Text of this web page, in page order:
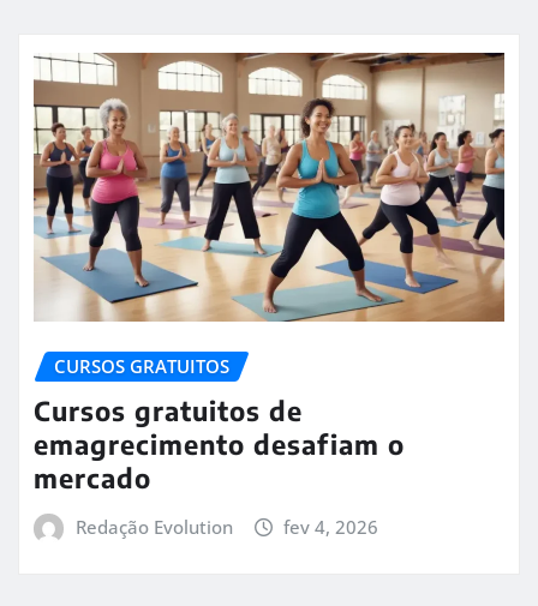
CURSOS GRATUITOS
Cursos gratuitos de
emagrecimento desafiam o
mercado
Redação Evolution fev 4, 2026